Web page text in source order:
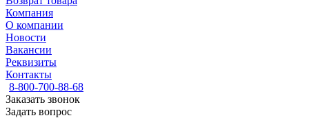
Компания
О компании
Новости
Вакансии
Реквизиты
Контакты
8-800-700-88-68
Заказать звонок
Задать вопрос